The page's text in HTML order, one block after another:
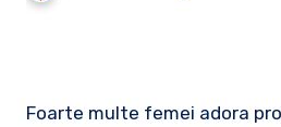
Foarte multe femei adora produsele de epilat oferite de catre cei de la EpilatPRO.ro. Printre acestea ma numar si eu,